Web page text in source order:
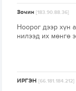
Зочин[183.90.88.36]
Ноорог дээр хүн
нилээд их мөнгө
ИРГЭН[66.181.184.212]